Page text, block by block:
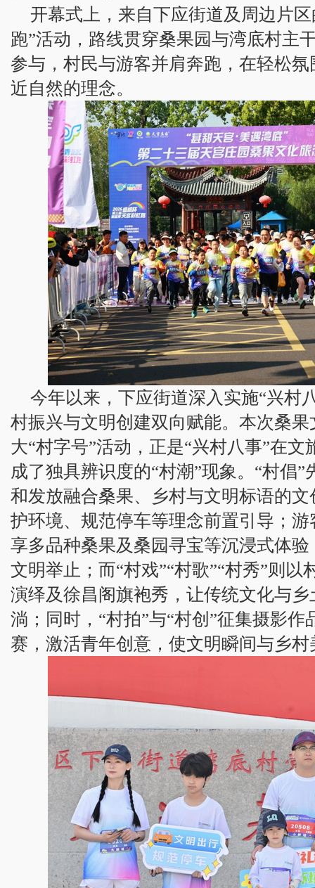
开幕式上，来自下应街道及周边片
跑”活动，路线贯穿桑果园与湾底村主
参与，村民与游客并肩奔跑，在轻松
近自然的理念。
今年以来，下应街道深入实施“兴村
村振兴与文明创建双向赋能。本次桑
大“村字号”活动，正是“兴村八事”在
成了独具辨识度的“村潮”现象。“村倡
和发放融合桑果、乡村与文明标语的
护环境、规范停车等理念前置引导；游
享多品种桑果及桑园寻宝等沉浸式体
文明举止；而“村戏”“村歌”“村秀”则
演绎及徐昌阁旗袍秀，让传统文化与
淌；同时，“村拍”与“村创”征集摄影
赛，激活青年创意，使文明瞬间与乡